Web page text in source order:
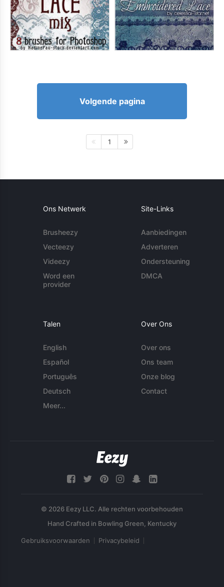
Volgende pagina
1
Ons Netwerk
Brusheezy
Vecteezy
Videezy
Word een
provider
Site-Links
Aanbiedingen
Adverteren
Ondersteuning
DMCA
Talen
English
Español
Português
Deutsch
Meer...
Over Ons
Over ons
Ons team
Onze blog
Contact
© 2026 Eezy LLC. Alle rechten voorbehouden
Gebruiksvoorwaarden Privacybeleid